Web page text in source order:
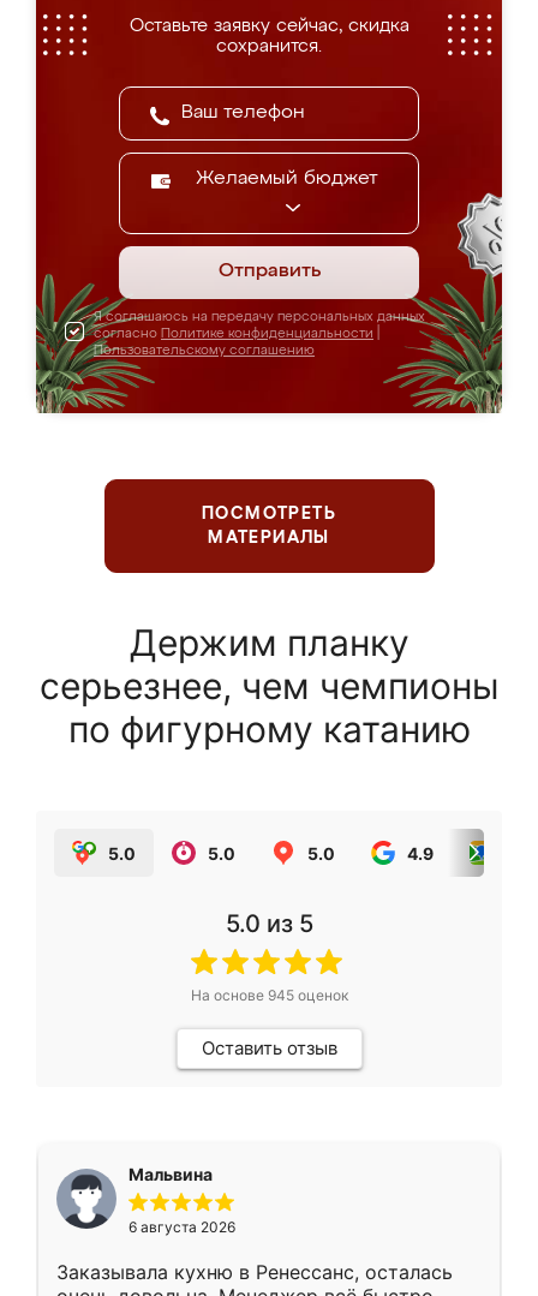
Оставьте заявку сейчас, скидка
сохранится.
Желаемый бюджет
Отправить
Я соглашаюсь на передачу персональных данных
согласно Политике конфиденциальности
Пользовательскому соглашению
ПОСМОТРЕТЬ
МАТЕРИАЛЫ
Держим планку
серьезнее, чем чемпионы
по фигурному катанию
5.0 5.0 5.0 4.9
5.0 из 5
На основе 945оценок
Оставить отзыв
Мальвина
6 августа 2026
Заказывала кухню в Ренессанс, осталась